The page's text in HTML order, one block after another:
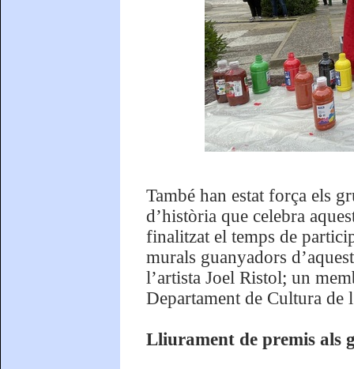
També han estat força els
d’història que celebra
finalitzat el temps de
murals guanyadors
l’artista Joel Ristol; un
Departament de Cultura de
Lliurament de premis als